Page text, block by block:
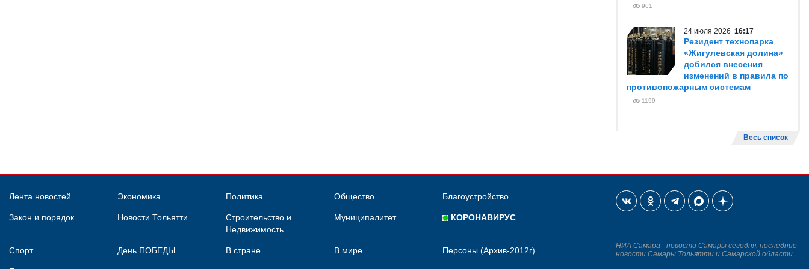
961
24 июля 2026 16:17
Резидент технопарка
«Жигулевская долина»
добился внесения
изменений в правила по
противопожарным системам
1199
Весь список
Лента новостей Экономика Политика Общество Благоустройство
Закон и порядок Новости Тольятти
Строительство и
Недвижимость
Муниципалитет КОРОНАВИРУС
Спорт День ПОБЕДЫ В стране В мире Персоны (Архив-2012г)
НИА Самара - новости Самары сегодня, последние
новости Самары Тольятти и Самарской области